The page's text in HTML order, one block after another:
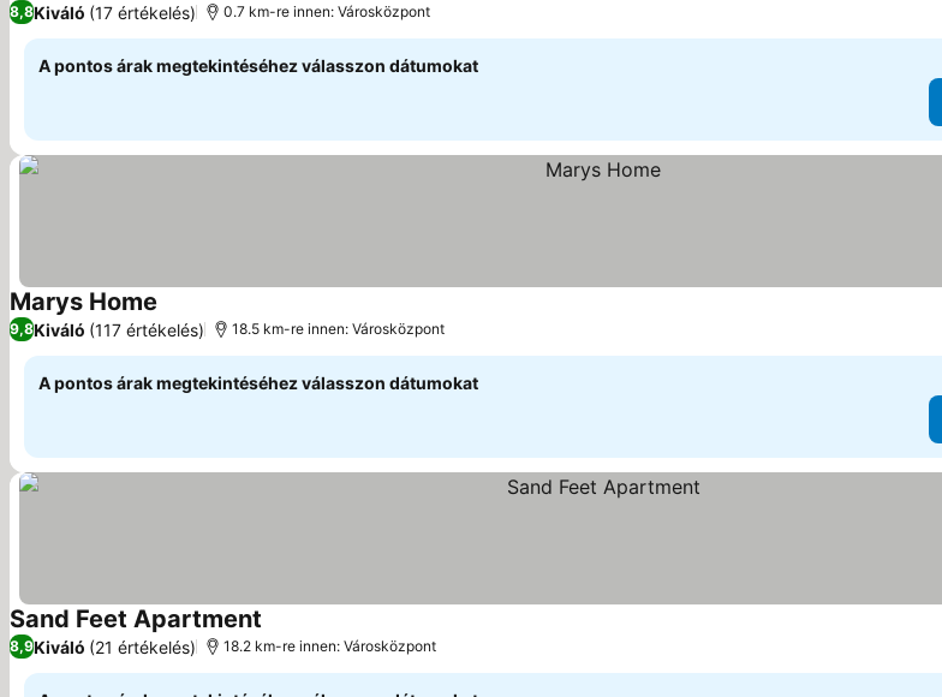
8,8Kiváló (17 értékelés) 0.7 km-re innen: Városközpont
A pontos árak megtekintéséhez válasszon dátumokat
Marys Home
9,8Kiváló (117 értékelés) 18.5 km-re innen: Városközpont
A pontos árak megtekintéséhez válasszon dátumokat
Sand Feet Apartment
8,9Kiváló (21 értékelés) 18.2 km-re innen: Városközpont